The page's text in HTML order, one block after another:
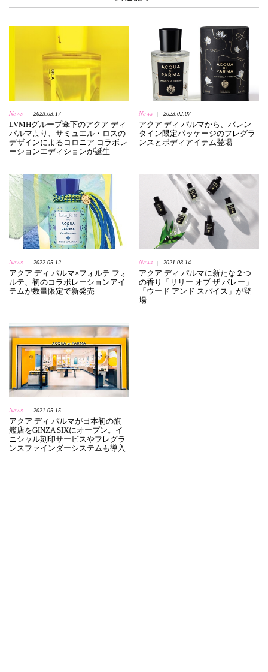
News 2023.03.17
LVMHグループ傘下のアクア ディ
パルマより、サミュエル・ロスの
デザインによるコロニア コラボレ
ーションエディションが誕生
News 2023.02.07
アクア ディ パルマから、バレン
タイン限定パッケージのフレグラ
ンスとボディアイテム登場
News | 2022.05.12
アクア ディ パルマ×フォルテ フォ
ルテ、初のコラボレーションアイ
テムが数量限定で新発売
News | 2021.08.14
アクア ディ パルマに新たな２つ
の香り「リリー オブ ザ バレー」
「ウード アンド スパイス」が登
場
News 2021.05.15
アクア ディ パルマが日本初の旗
艦店をGINZA SIXにオープン。イ
ニシャル刻印サービスやフレグラ
ンスファインダーシステムも導入